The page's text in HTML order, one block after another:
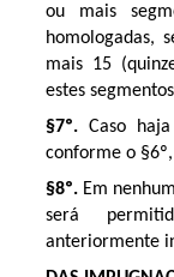
ou mais
homologadas,
mais 15
estes
§7º. Caso
conforme o
§8º. Em
será
anteriormente